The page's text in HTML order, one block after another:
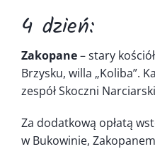
4 dzień:
Zakopane– stary
Brzysku, willa „Koliba”.
zespół Skoczni
Za dodatkową opłatą
w Bukowinie,